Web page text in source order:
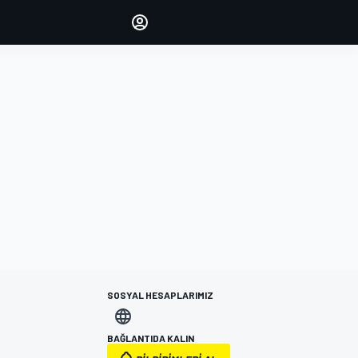
SOSYAL HESAPLARIMIZ
BAĞLANTIDA KALIN